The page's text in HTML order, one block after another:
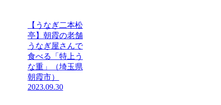
【うなぎ二本松
亭】朝霞の老舗
うなぎ屋さんで
食べる「特上う
な重」（埼玉県
朝霞市）
2023.09.30